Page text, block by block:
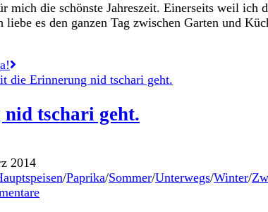
mich die schönste Jahreszeit. Einerseits weil ich
es den ganzen Tag zwischen Garten und
tschari geht.
2014
/Paprika/Sommer/Unterwegs/Winter/